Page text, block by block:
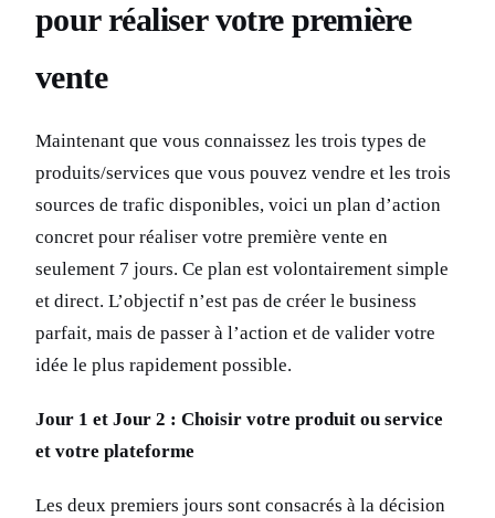
pour réaliser votre première
vente
Maintenant que vous connaissez les trois types de
produits/services que vous pouvez vendre et les trois
sources de trafic disponibles, voici un plan d’action
concret pour réaliser votre première vente en
seulement 7 jours. Ce plan est volontairement simple
et direct. L’objectif n’est pas de créer le business
parfait, mais de passer à l’action et de valider votre
idée le plus rapidement possible.
Jour 1 et Jour 2 : Choisir votre produit ou service
et votre plateforme
Les deux premiers jours sont consacrés à la décision